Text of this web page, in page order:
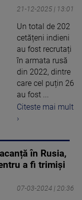
21-12-2025 | 13:01
Un total de 202
cetățeni indieni
au fost recrutați
în armata rusă
din 2022, dintre
care cel puțin 26
au fost ...
Citeste mai mult
›
în Rusia,
a fi trimiși
07-03-2024 | 20:36